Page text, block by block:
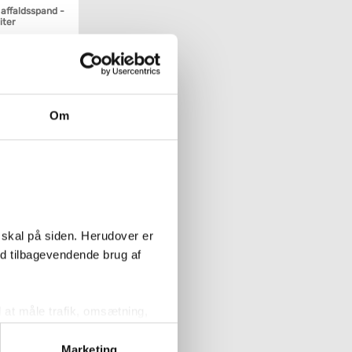
Om
på siden. Herudover er
tilbagevendende brug af
måle trafik, omsætning,
-